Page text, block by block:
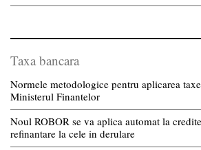
Taxa bancara
Normele metodologice pentru aplicarea
Ministerul Finantelor
Noul ROBOR se va aplica automat la
refinantare la cele in derulare